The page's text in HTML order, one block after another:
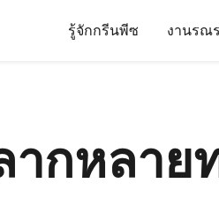
รู้จักกรีนพีซ งานรณ
กหลาย